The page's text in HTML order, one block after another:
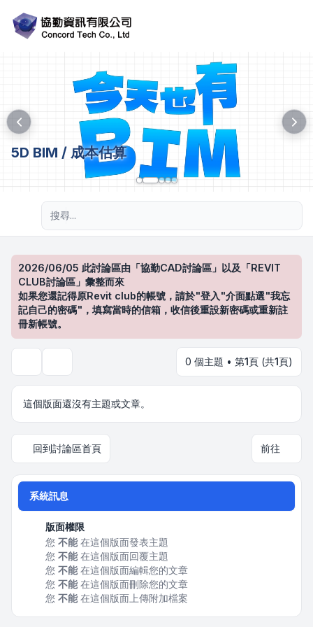
5D BIM / 成本估算
2026/06/05 此討論區由「協勤CAD討論區」以及「REVIT
CLUB討論區」彙整而來
如果您還記得原Revit club的帳號，請於"登入"介面點選"我忘
記自己的密碼"，填寫當時的信箱，收信後重設新密碼或重新註
冊新帳號。
0 個主題 • 第1頁 (共1頁)
這個版面還沒有主題或文章。
回到討論區首頁 前往
系統訊息
版面權限
您 不能在這個版面發表主題
您 不能在這個版面回覆主題
您 不能在這個版面編輯您的文章
您 不能在這個版面刪除您的文章
您 不能在這個版面上傳附加檔案